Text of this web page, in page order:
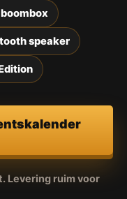
speaker
Levering ruim voor